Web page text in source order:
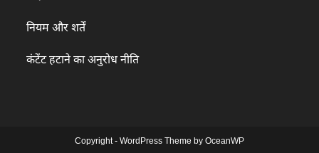
नियम और शर्तें
कंटेंट हटाने का अनुरोध नीति
Copyright - WordPress Theme by OceanWP